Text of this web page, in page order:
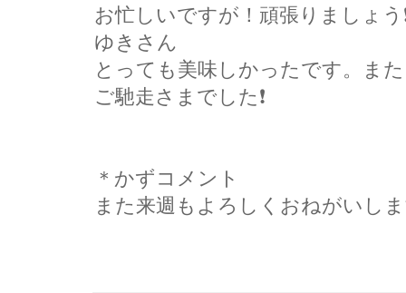
お忙しいですが！頑張りましょう
ゆきさん
とっても美味しかったです。ま
ご馳走さまでした❗
＊かずコメント
また来週もよろしくおねがいしま